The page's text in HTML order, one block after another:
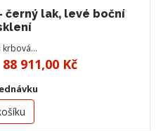
černý lak, levé boční
krbová…
88 911,00 Kč